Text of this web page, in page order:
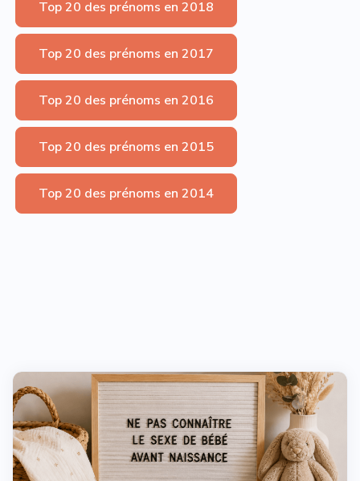
Top 20 des prénoms en 2018
Top 20 des prénoms en 2017
Top 20 des prénoms en 2016
Top 20 des prénoms en 2015
Top 20 des prénoms en 2014